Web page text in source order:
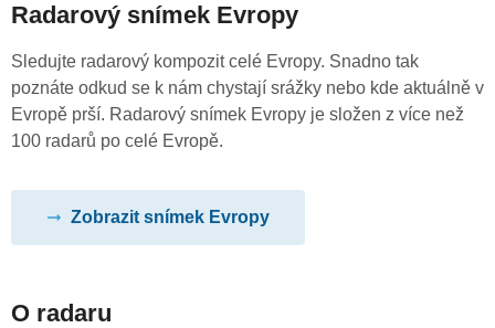
Radarový snímek Evropy
Sledujte radarový kompozit celé Evropy. Snadno tak
poznáte odkud se k nám chystají srážky nebo kde aktuálně v
Evropě prší. Radarový snímek Evropy je složen z více než
100 radarů po celé Evropě.
Zobrazit snímek Evropy
O radaru